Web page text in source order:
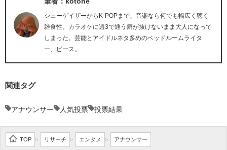
シューゲイザーからK-POPまで、音楽なら何でも幅広く聴く
雑食性。カラオケに週3で通う癖が抜けないまま大人になって
しまった。芸能とアイドルネタ多めのベッドルームライタ
ー、ピース。
関連タグ
アナウンサー 人気投票 投票結果
TOP > リサーチ > エンタメ > アナウンサー